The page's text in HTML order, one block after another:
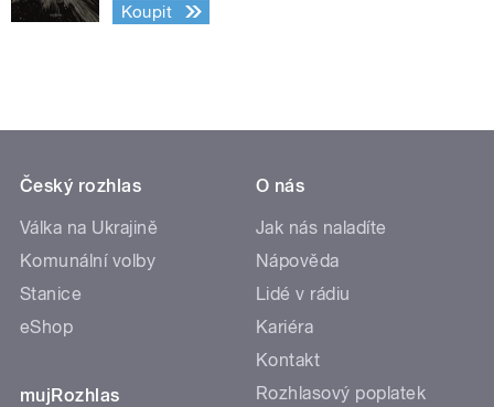
Koupit
Český rozhlas
Válka na Ukrajině
Komunální volby
Stanice
eShop
mujRozhlas
O nás
Jak nás naladíte
Nápověda
Lidé v rádiu
Kariéra
Kontakt
Rozhlasový poplatek